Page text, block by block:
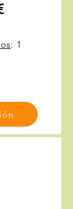
: 1